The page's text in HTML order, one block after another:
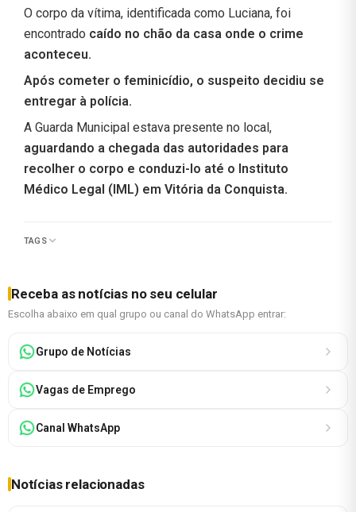
O corpo da vítima, identificada como Luciana, foi
encontrado caído no chão da casa onde o crime
aconteceu.
Após cometer o feminicídio, o suspeito decidiu se
entregar à polícia.
A Guarda Municipal estava presente no local,
aguardando a chegada das autoridades para
recolher o corpo e conduzi-lo até o Instituto
Médico Legal (IML) em Vitória da Conquista.
TAGS
Receba as notícias no seu celular
Escolha abaixo em qual grupo ou canal do WhatsApp entrar:
Grupo de Notícias
Vagas de Emprego
Canal WhatsApp
Notícias relacionadas